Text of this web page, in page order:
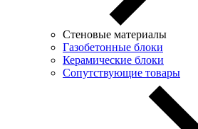
Стеновые материалы
Газобетонные блоки
Керамические блоки
Сопутствующие товары